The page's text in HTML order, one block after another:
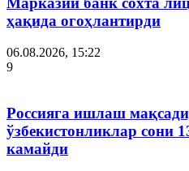
ҳақида огоҳлантирди
06.08.2026, 15:22
9
Россияга ишлаш
ўзбекистонликлар сони
камайди